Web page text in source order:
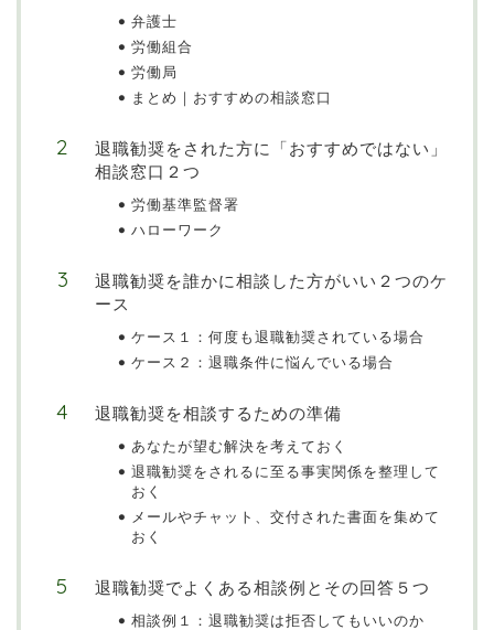
弁護士
労働組合
労働局
まとめ｜おすすめの相談窓口
退職勧奨をされた方に「おすすめではない」
相談窓口２つ
労働基準監督署
ハローワーク
退職勧奨を誰かに相談した方がいい２つのケ
ース
ケース１：何度も退職勧奨されている場合
ケース２：退職条件に悩んでいる場合
退職勧奨を相談するための準備
あなたが望む解決を考えておく
退職勧奨をされるに至る事実関係を整理して
おく
メールやチャット、交付された書面を集めて
おく
退職勧奨でよくある相談例とその回答５つ
相談例１：退職勧奨は拒否してもいいのか